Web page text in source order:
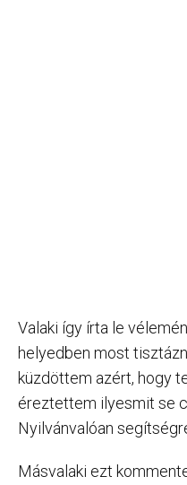
Valaki így írta le
helyedben most
küzdöttem azért, hogy
éreztettem ilyesmit se
Nyilvánvalóan
Másvalaki ezt